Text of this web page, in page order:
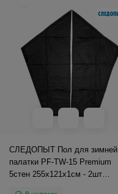
СЛЕДОПЫТ Пол для зимней
палатки PF-TW-15 Premium
5стен 255х121х1см - 2шт